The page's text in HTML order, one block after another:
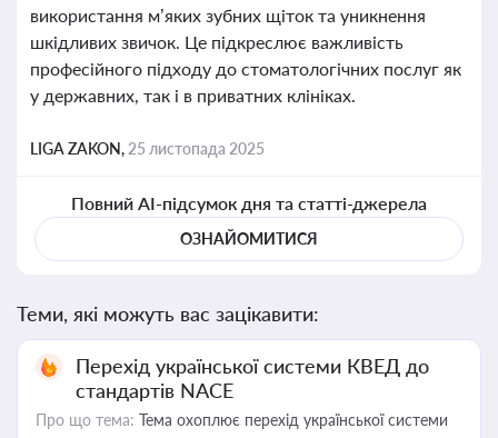
використання м’яких зубних щіток та уникнення
шкідливих звичок. Це підкреслює важливість
професійного підходу до стоматологічних послуг як
у державних, так і в приватних клініках.
LIGA ZAKON, 25 листопада 2025
Повний AI-підсумок дня та статті-джерела
ОЗНАЙОМИТИСЯ
Теми, які можуть вас зацікавити:
Перехід української системи КВЕД до
стандартів NACE
Про що тема: Тема охоплює перехід української системи